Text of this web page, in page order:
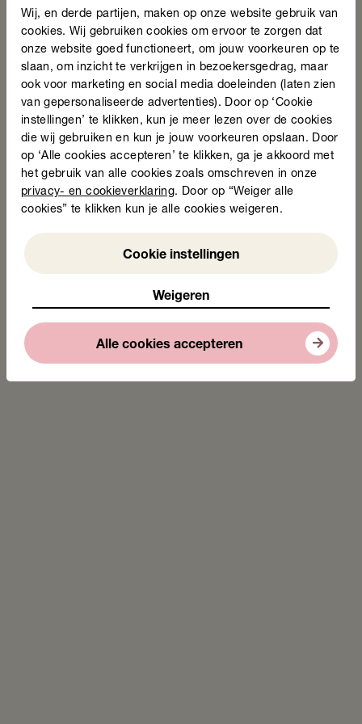
Wij, en derde partijen, maken op onze website gebruik van
cookies. Wij gebruiken cookies om ervoor te zorgen dat
onze website goed functioneert, om jouw voorkeuren op te
slaan, om inzicht te verkrijgen in bezoekersgedrag, maar
ook voor marketing en social media doeleinden (laten zien
van gepersonaliseerde advertenties). Door op ‘Cookie
instellingen’ te klikken, kun je meer lezen over de cookies
die wij gebruiken en kun je jouw voorkeuren opslaan. Door
op ‘Alle cookies accepteren’ te klikken, ga je akkoord met
het gebruik van alle cookies zoals omschreven in onze
privacy- en cookieverklaring. Door op “Weiger alle
cookies” te klikken kun je alle cookies weigeren.
Cookie instellingen
Weigeren
Alle cookies accepteren